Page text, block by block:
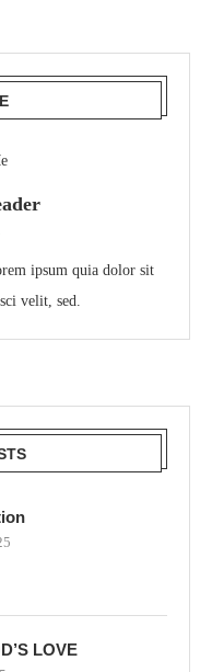
ipsum quia dolor sit
velit, sed.
LOVE